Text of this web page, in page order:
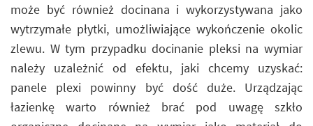
może być również docinana i wykorzystywana jako
wytrzymałe płytki, umożliwiające wykończenie okolic
zlewu. W tym przypadku docinanie pleksi na wymiar
należy uzależnić od efektu, jaki chcemy uzyskać:
panele plexi powinny być dość duże. Urządzając
łazienkę warto również brać pod uwagę szkło